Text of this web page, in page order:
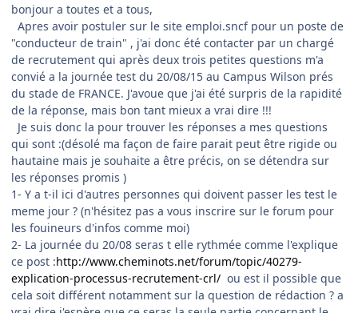
bonjour a toutes et a tous,
Apres avoir postuler sur le site emploi.sncf pour un poste de
"conducteur de train" , j'ai donc été contacter par un chargé
de recrutement qui après deux trois petites questions m'a
convié a la journée test du 20/08/15 au Campus Wilson prés
du stade de FRANCE. J'avoue que j'ai été surpris de la rapidité
de la réponse, mais bon tant mieux a vrai dire !!!
Je suis donc la pour trouver les réponses a mes questions
qui sont :(désolé ma façon de faire parait peut être rigide ou
hautaine mais je souhaite a être précis, on se détendra sur
les réponses promis )
1- Y a t-il ici d'autres personnes qui doivent passer les test le
meme jour ? (n'hésitez pas a vous inscrire sur le forum pour
les fouineurs d'infos comme moi)
2- La journée du 20/08 seras t elle rythmée comme l'explique
ce post :http://www.cheminots.net/forum/topic/40279-
explication-processus-recrutement-crl/ ou est il possible que
cela soit différent notamment sur la question de rédaction ? a